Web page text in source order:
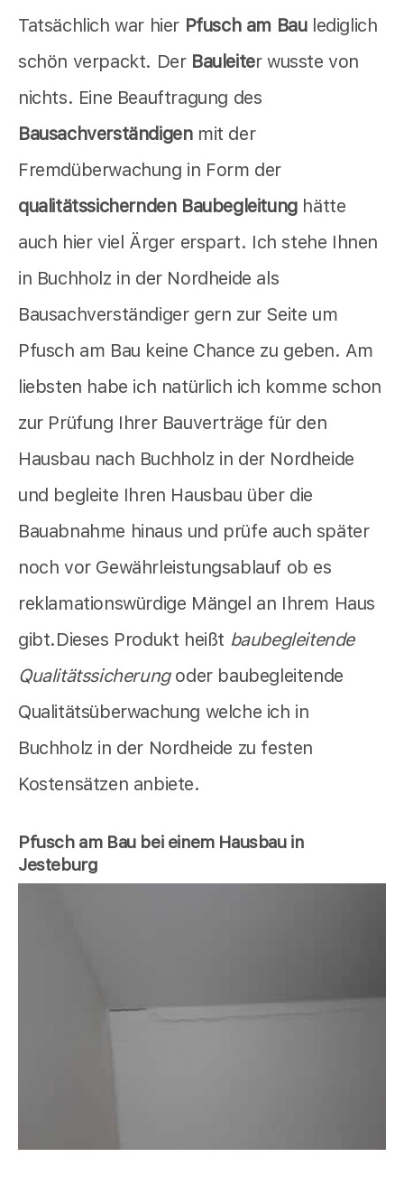
Tatsächlich war hier Pfusch am Baulediglich
schön verpackt. Der Bauleiter wusste von
nichts. Eine Beauftragung des
Bausachverständigenmit der
Fremdüberwachung in Form der
qualitätssichernden Baubegleitunghätte
auch hier viel Ärger erspart. Ich stehe Ihnen
in Buchholz in der Nordheide als
Bausachverständiger gern zur Seite um
Pfusch am Bau keine Chance zu geben. Am
liebsten habe ich natürlich ich komme schon
zur Prüfung Ihrer Bauverträge für den
Hausbau nach Buchholz in der Nordheide
und begleite Ihren Hausbau über die
Bauabnahme hinaus und prüfe auch später
noch vor Gewährleistungsablauf ob es
reklamationswürdige Mängel an Ihrem Haus
gibt.Dieses Produkt heißt baubegleitende
Qualitätssicherung oder baubegleitende
Qualitätsüberwachung welche ich in
Buchholz in der Nordheide zu festen
Kostensätzen anbiete.
Pfusch am Bau bei einem Hausbau in
Jesteburg